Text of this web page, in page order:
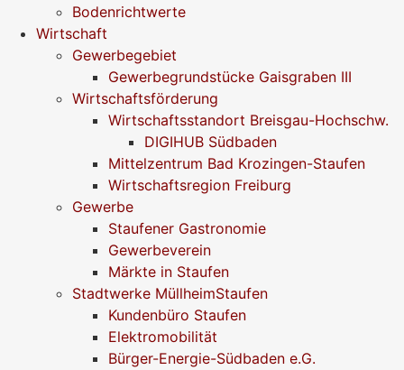
Bodenrichtwerte
Wirtschaft
Gewerbegebiet
Gewerbegrundstücke Gaisgraben III
Wirtschaftsförderung
Wirtschaftsstandort Breisgau-Hochschw.
DIGIHUB Südbaden
Mittelzentrum Bad Krozingen-Staufen
Wirtschaftsregion Freiburg
Gewerbe
Staufener Gastronomie
Gewerbeverein
Märkte in Staufen
Stadtwerke MüllheimStaufen
Kundenbüro Staufen
Elektromobilität
Bürger-Energie-Südbaden e.G.